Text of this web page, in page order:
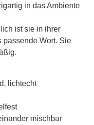
in das Ambiente
ist sie in ihrer
passende Wort. Sie
lichtecht
mischbar